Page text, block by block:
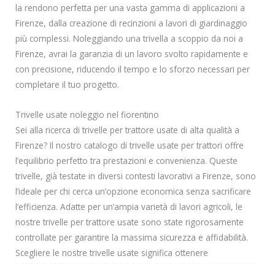
la rendono perfetta per una vasta gamma di applicazioni a
Firenze, dalla creazione di recinzioni a lavori di giardinaggio
più complessi. Noleggiando una trivella a scoppio da noi a
Firenze, avrai la garanzia di un lavoro svolto rapidamente e
con precisione, riducendo il tempo e lo sforzo necessari per
completare il tuo progetto.
Trivelle usate noleggio nel fiorentino
Sei alla ricerca di trivelle per trattore usate di alta qualità a
Firenze? Il nostro catalogo di trivelle usate per trattori offre
l’equilibrio perfetto tra prestazioni e convenienza. Queste
trivelle, già testate in diversi contesti lavorativi a Firenze, sono
l’ideale per chi cerca un’opzione economica senza sacrificare
l’efficienza. Adatte per un’ampia varietà di lavori agricoli, le
nostre trivelle per trattore usate sono state rigorosamente
controllate per garantire la massima sicurezza e affidabilità.
Scegliere le nostre trivelle usate significa ottenere